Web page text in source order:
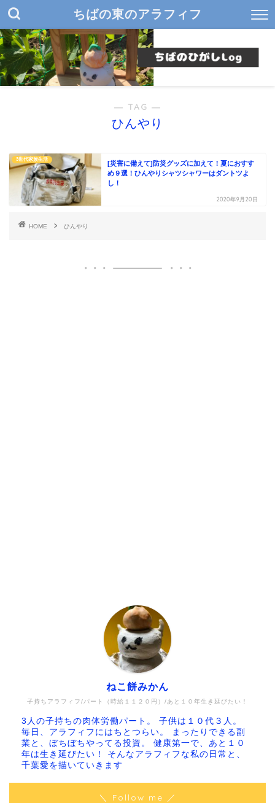
ちばの東のアラフィフ
― TAG ―
ひんやり
3世代家族生活
[災害に備えて]防災グッズに加えて！夏におすす
め９選！ひんやりシャツシャワーはダントツよ
し！
2020年9月20日
HOME ひんやり
子持ちアラフィフ/パート（時給１１２０円）/あと１０年生き延びたい！
ねこ餅みかん
3人の子持ちの肉体労働パート。 子供は１０代３人。
毎日、アラフィフにはちとつらい。 まったりできる副
業と、ぼちぼちやってる投資。 健康第一で、あと１０
年は生き延びたい！ そんなアラフィフな私の日常と、
千葉愛を描いていきます
＼ Follow me ／